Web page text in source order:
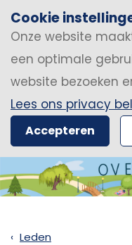
Cookie
Onze website
een optimale
website bezoeken
Lees ons privacy
Accepteren
Leden